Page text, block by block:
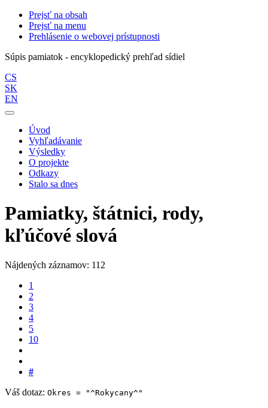
Prejsť na obsah
Prejsť na menu
Prehlásenie o webovej prístupnosti
Súpis pamiatok - encyklopedický prehľad sídiel
CS
SK
EN
Úvod
Vyhľadávanie
Výsledky
O projekte
Odkazy
Stalo sa dnes
Pamiatky, štátnici, rody,
kľúčové slová
Nájdených záznamov: 112
1
2
3
4
5
10
#
Váš dotaz: Okres = "^Rokycany^"